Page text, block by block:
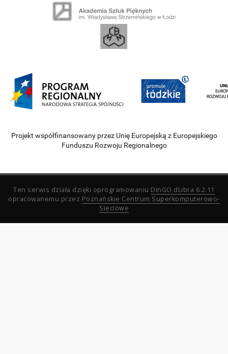
Projekt współfinansowany przez Unię Europejską z Europejskiego
Funduszu Rozwoju Regionalnego
Ten serwis działa dzięki oprogramowaniu DInGO dLibra 6.2.11
opracowanemu przez Poznańskie Centrum Superkomputerowo-
Sieciowe